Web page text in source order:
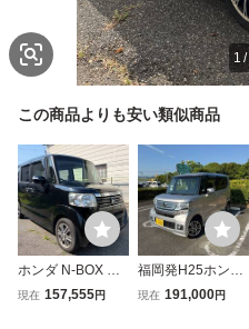
1/
この商品よりも安い類似商品
ホンダ N-BOX G
ターボSSパッケー
現在 157,555円
福岡発H25ホンダ
N-BOX カスタム
現在 191,000円